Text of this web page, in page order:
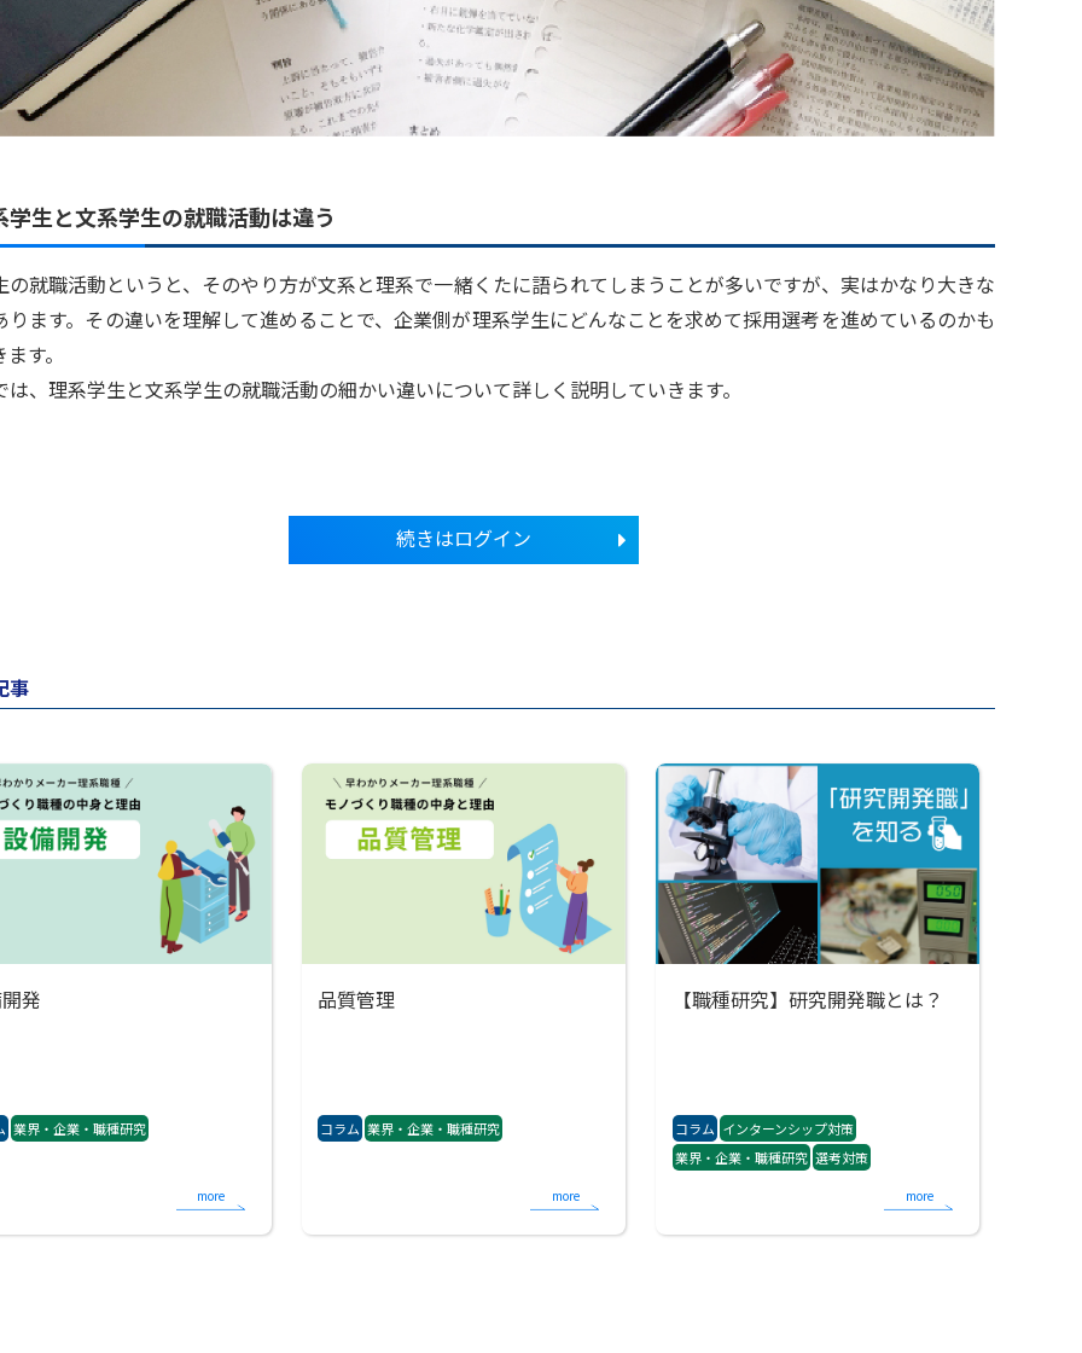
生と文系学生の就職活動は違う
就職活動というと、そのやり方が文系と理系で一緒くたに語られてしまうことが多いですが、実はかなり大きな
ります。その違いを理解して進めることで、企業側が理系学生にどんなことを求めて採用選考を進めているのかも
す。
、理系学生と文系学生の就職活動の細かい違いについて詳しく説明していきます。
続きはログイン
事
発
業界・企業・職種研究
more
品質管理
コラム 業界・企業・職種研究
more
【職種研究】研究開発職とは？
コラム インターンシップ対策
業界・企業・職種研究 選考対策
more